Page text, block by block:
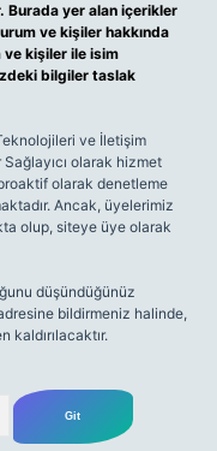
Burada yer alan içerikler
ve kişiler hakkında
ve kişiler ile isim
bilgiler taslak
ve İletişim
olarak hizmet
olarak denetleme
Ancak, üyelerimiz
olup, siteye üye olarak
düşündüğünüz
bildirmeniz halinde,